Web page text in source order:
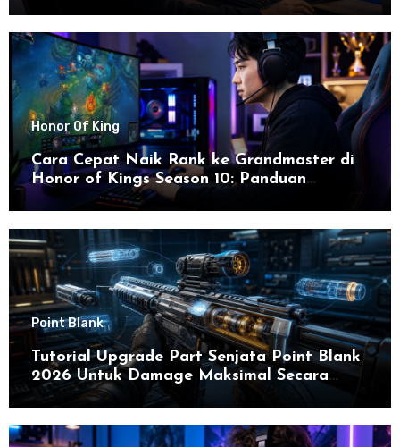
Honor Of King
Cara Cepat Naik Rank ke Grandmaster di
Honor of Kings Season 10: Panduan
Lengkap dan Strategi Terbaru untuk Sukses
di 2026
Point Blank
Tutorial Upgrade Part Senjata Point Blank
2026 Untuk Damage Maksimal Secara
Efektif